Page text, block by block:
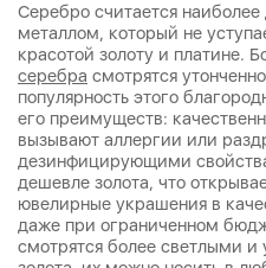
Серебро считается
металлом, который не
красотой золоту и платине.
серебра смотрятся
популярность этого
его преимуществ:
вызывают аллергии или
дезинфицирующими
дешевле золота, что
ювелирные украшения в
даже при ограниченном
смотрятся более светлыми